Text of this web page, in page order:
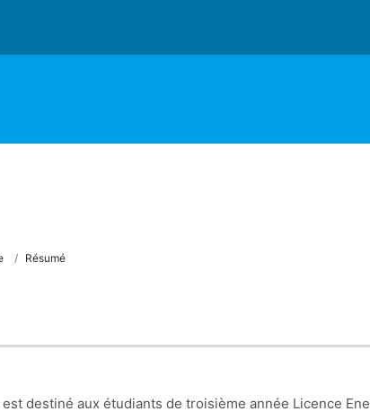
Résumé
destiné aux étudiants de troisième année Licence